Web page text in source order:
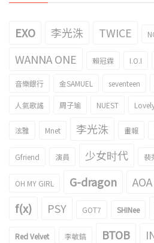
EXO 李光洙 TWICE
WANNA ONE 賴冠霖 I.O.I
音樂銀行 金SAMUEL seventeen
人氣歌謠 周子瑜 NUEST
泫雅 Mnet 李光洙 畫報
Gfriend 演員 少女时代 裴
OH MY GIRL G-dragon AOA
f(x) PSY GOT7 SHINee
Red Velvet 李敏鎬 BTOB